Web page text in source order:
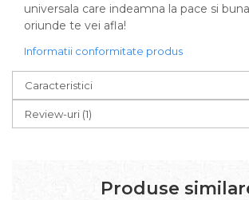
universala care indeamna la pace si
oriunde te vei afla!
Informatii conformitate produs
Caracteristici
Review-uri (1)
Produse